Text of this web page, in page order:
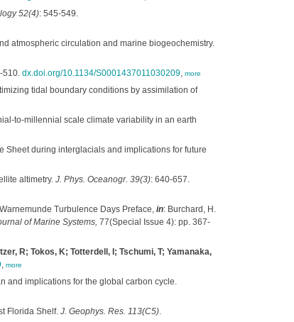
52(4): 545-549.
atmospheric circulation and marine biogeochemistry.
510. dx.doi.org/10.1134/S0001437011030209, more
tidal boundary conditions by assimilation of
to-millennial scale climate variability in an earth
Sheet during interglacials and implications for future
altimetry. J. Phys. Oceanogr. 39(3): 640-657.
Turbulence Days Preface, in: Burchard, H.
of Marine Systems, 77(Special Issue 4): pp. 367-
R; Tokos, K; Totterdell, I; Tschumi, T; Yamanaka,
, more
and implications for the global carbon cycle.
Florida Shelf. J. Geophys. Res. 113(C5).